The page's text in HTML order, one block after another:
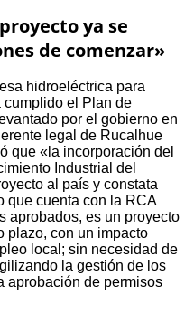
ya se
de comenzar»
hidroeléctrica para
cumplido el Plan de
por el gobierno en
legal de Rucalhue
que «la incorporación del
Industrial del
al país y constata
que cuenta con la RCA
aprobados, es un proyecto
plazo, con un impacto
local; sin necesidad de
la gestión de los
aprobación de permisos